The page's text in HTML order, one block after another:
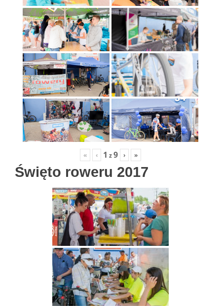
« ‹ 1 z9 › »
Święto roweru 2017